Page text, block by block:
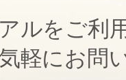
ルをご利
軽にお問